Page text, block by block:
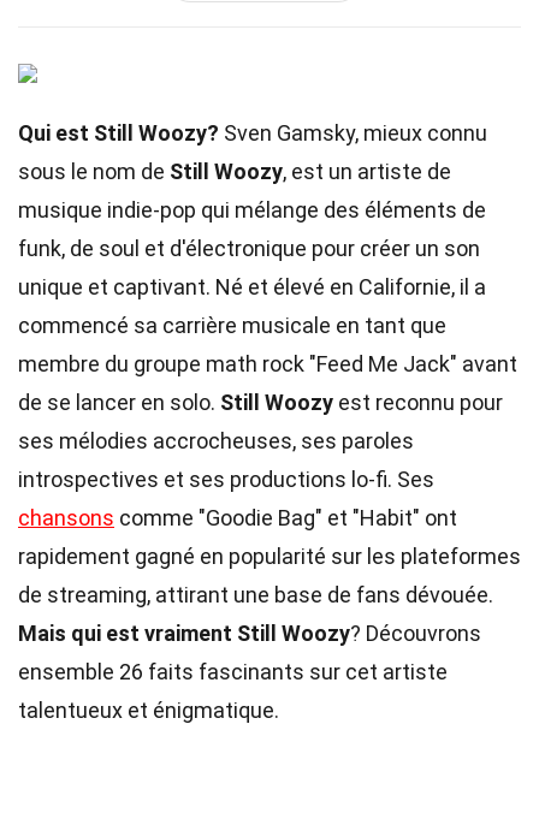
Qui est Still Woozy? Sven Gamsky, mieux connu
sous le nom de Still Woozy, est un artiste de
musique indie-pop qui mélange des éléments de
funk, de soul et d'électronique pour créer un son
unique et captivant. Né et élevé en Californie, il a
commencé sa carrière musicale en tant que
membre du groupe math rock "Feed Me Jack" avant
de se lancer en solo. Still Woozy est reconnu pour
ses mélodies accrocheuses, ses paroles
introspectives et ses productions lo-fi. Ses
chansons comme "Goodie Bag" et "Habit" ont
rapidement gagné en popularité sur les plateformes
de streaming, attirant une base de fans dévouée.
Mais qui est vraiment Still Woozy? Découvrons
ensemble 26 faits fascinants sur cet artiste
talentueux et énigmatique.